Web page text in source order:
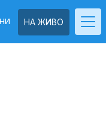
НА ЖИВО